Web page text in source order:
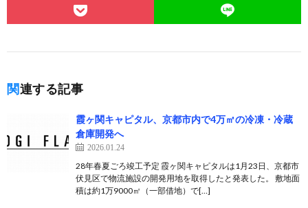
関連する記事
霞ヶ関キャピタル、京都市内で4万㎡の冷凍・冷蔵
倉庫開発へ
2026.01.24
28年春夏ごろ竣工予定 霞ヶ関キャピタルは1月23日、京都市
伏見区で物流施設の開発用地を取得したと発表した。 敷地面
積は約1万9000㎡（一部借地）で[…]